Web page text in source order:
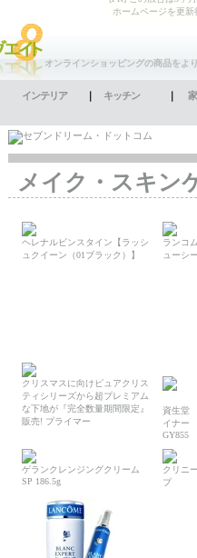
ホームページを更
オンラインショッピングの商品をよ
インテリア｜ キッチン｜
メイク・スキン
ヘレナルビンスタイン【ラッシ
ュクイーン（01ブラック）】
ランコ
ューシ
クリスマスに向けピュアクリス
ティシリーズから超プレミアム
な下地が『完全数量期間限定』
販売! プライマー
資生堂
イナー
GY855
ゲランクレンジングクリーム
SP 186.5g
クリニ
プ